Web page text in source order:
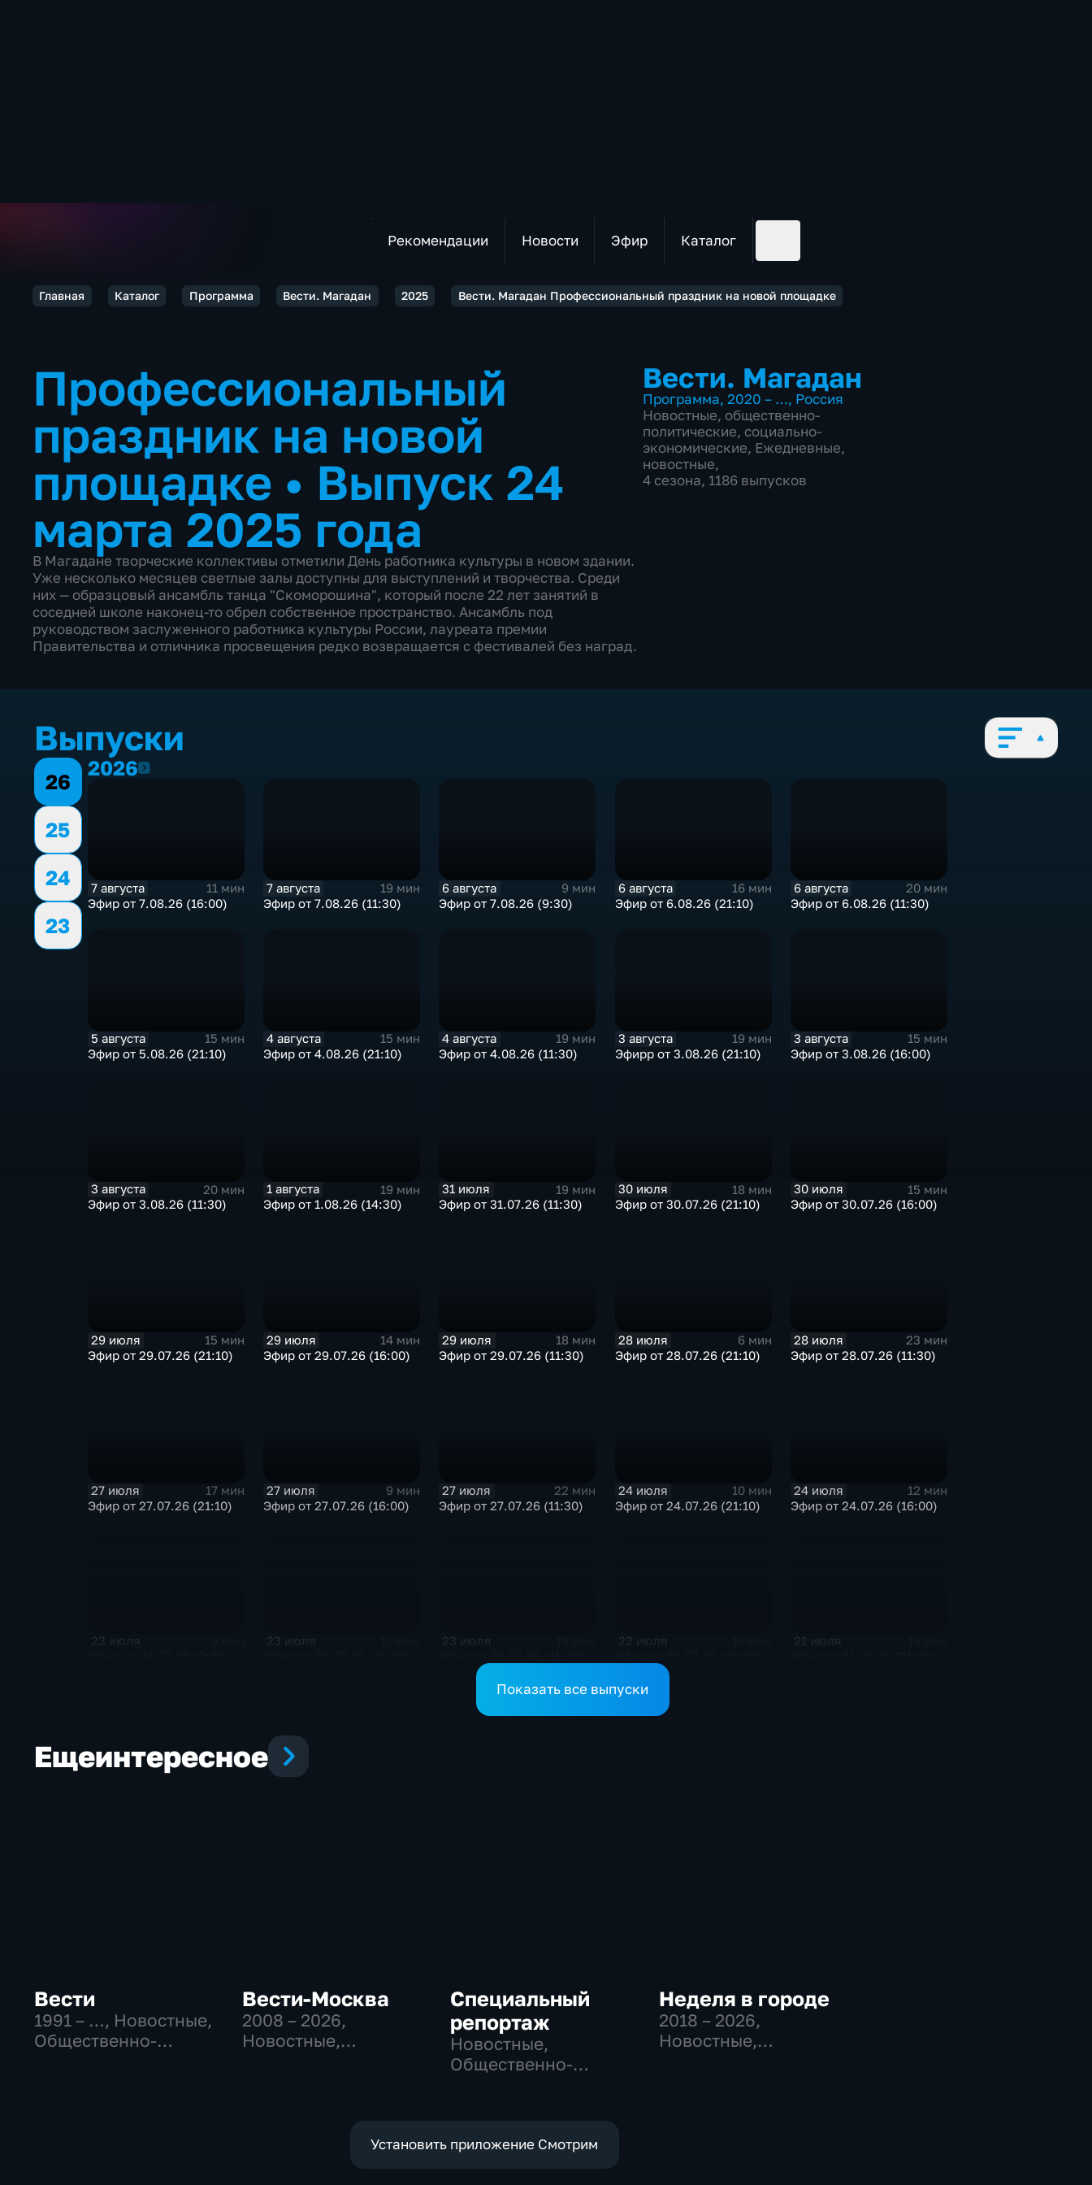
Рекомендации Новости Эфир Каталог
Главная Каталог Программа Вести. Магадан 2025 Вести. Магадан Профессиональный праздник на новой площадке
Профессиональный
праздник на новой
площадке • Выпуск 24
марта 2025 года
В Магадане творческие коллективы отметили День работника культуры в новом здании.
Уже несколько месяцев светлые залы доступны для выступлений и творчества. Среди
них — образцовый ансамбль танца "Скоморошина", который после 22 лет занятий в
соседней школе наконец-то обрел собственное пространство. Ансамбль под
руководством заслуженного работника культуры России, лауреата премии
Правительства и отличника просвещения редко возвращается с фестивалей без наград.
Вести. Магадан
Программа, 2020 – …, Россия
Новостные, общественно-
политические, социально-
экономические, Ежедневные,
новостные,
4 сезона, 1186 выпусков
Выпуски
26
25
24
23
20262026
7 августа
11 мин
Эфир от 7.08.26 (16:00)
7 августа
19 мин
Эфир от 7.08.26 (11:30)
6 августа
9 мин
Эфир от 7.08.26 (9:30)
6 августа
16 мин
Эфир от 6.08.26 (21:10)
6 августа
20 мин
Эфир от 6.08.26 (11:30)
5 августа
15 мин
Эфир от 5.08.26 (21:10)
4 августа
15 мин
Эфир от 4.08.26 (21:10)
4 августа
19 мин
Эфир от 4.08.26 (11:30)
3 августа
19 мин
Эфирр от 3.08.26 (21:10)
3 августа
15 мин
Эфир от 3.08.26 (16:00)
3 августа
20 мин
Эфир от 3.08.26 (11:30)
1 августа
19 мин
Эфир от 1.08.26 (14:30)
31 июля
19 мин
Эфир от 31.07.26 (11:30)
30 июля
18 мин
Эфир от 30.07.26 (21:10)
30 июля
15 мин
Эфир от 30.07.26 (16:00)
29 июля
15 мин
Эфир от 29.07.26 (21:10)
29 июля
14 мин
Эфир от 29.07.26 (16:00)
29 июля
18 мин
Эфир от 29.07.26 (11:30)
28 июля
6 мин
Эфир от 28.07.26 (21:10)
28 июля
23 мин
Эфир от 28.07.26 (11:30)
27 июля
17 мин
Эфир от 27.07.26 (21:10)
27 июля
9 мин
Эфир от 27.07.26 (16:00)
27 июля
22 мин
Эфир от 27.07.26 (11:30)
24 июля
10 мин
Эфир от 24.07.26 (21:10)
24 июля
12 мин
Эфир от 24.07.26 (16:00)
23 июля 23 июля 23 июля 22 июля 21 июля
Показать все выпуски
Ещеинтересное
Вести
1991 – …, Новостные,
Общественно-
Вести-Москва
2008 – 2026,
Новостные,
Специальный
репортаж
Новостные,
Общественно-
Неделя в городе
2018 – 2026,
Новостные,
Установить приложение Смотрим